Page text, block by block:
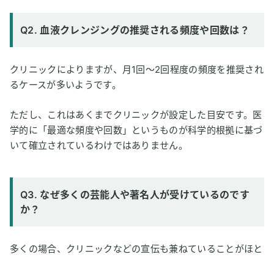
Q2. 血液クレンジングの推奨される頻度や回数は？
クリニックによりますが、月1回～2回程度の頻度を推奨され
るケースが多いようです。
ただし、これはあくまでクリニックが設定した目安です。医
学的に「最適な頻度や回数」というものが科学的根拠に基づ
いて確立されているわけではありません。
Q3. なぜ多くの芸能人や著名人が受けているのです
か？
多くの場合、クリニックなどの宣伝も兼ねていることがほと